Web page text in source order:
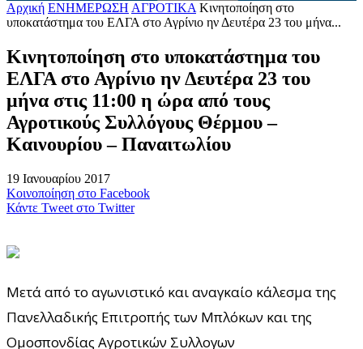
Αρχική ΕΝΗΜΕΡΩΣΗ ΑΓΡΟΤΙΚΑ Κινητοποίηση στο
υποκατάστημα του ΕΛΓΑ στο Αγρίνιο ην Δευτέρα 23 του μήνα...
Κινητοποίηση στο υποκατάστημα του
ΕΛΓΑ στο Αγρίνιο ην Δευτέρα 23 του
μήνα στις 11:00 η ώρα από τους
Αγροτικούς Συλλόγους Θέρμου –
Καινουρίου – Παναιτωλίου
19 Ιανουαρίου 2017
Κοινοποίηση στο Facebook
Κάντε Tweet στο Twitter
Μετά από το αγωνιστικό και αναγκαίο κάλεσμα της
Πανελλαδικής Επιτροπής των Μπλόκων και της
Ομοσπονδίας Αγροτικών Συλλογων